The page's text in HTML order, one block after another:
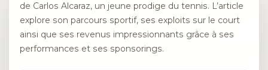
de Carlos Alcaraz, un jeune prodige du tennis. L’article
explore son parcours sportif, ses exploits sur le court
ainsi que ses revenus impressionnants grâce à ses
performances et ses sponsorings.